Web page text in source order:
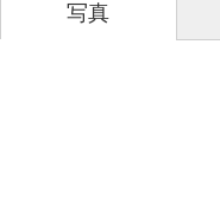
写真